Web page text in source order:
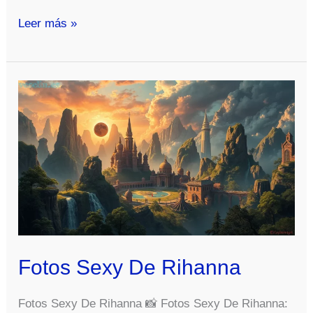
Ana
La
Ultima
Conejita
Enloquece
Fotos
Fitness
Instagram
Leer más »
Fotos Sexy De Rihanna
Fotos Sexy De Rihanna 📸 Fotos Sexy De Rihanna: